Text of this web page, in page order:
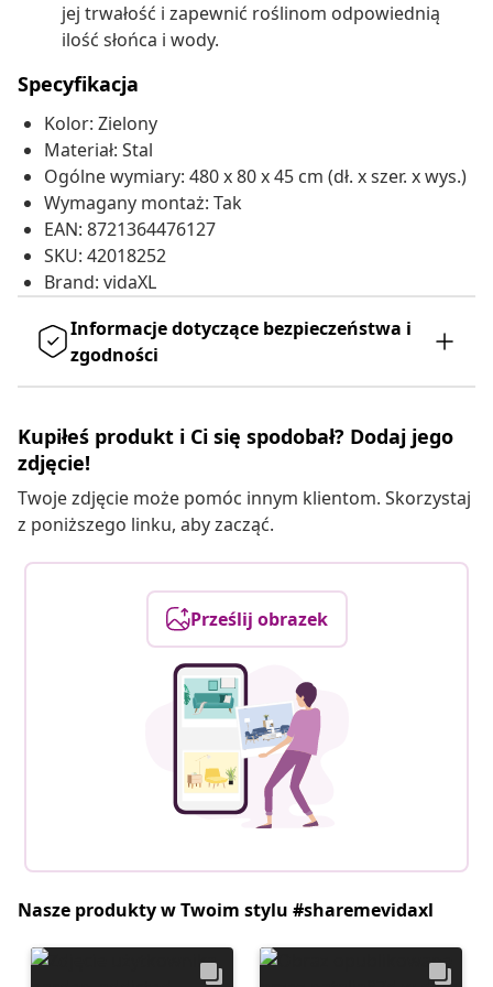
jej trwałość i zapewnić roślinom odpowiednią
ilość słońca i wody.
Specyfikacja
Kolor: Zielony
Materiał: Stal
Ogólne wymiary: 480 x 80 x 45 cm (dł. x szer. x wys.)
Wymagany montaż: Tak
EAN: 8721364476127
SKU: 42018252
Brand: vidaXL
Informacje dotyczące bezpieczeństwa i
zgodności
Kupiłeś produkt i Ci się spodobał? Dodaj jego
zdjęcie!
Twoje zdjęcie może pomóc innym klientom. Skorzystaj
z poniższego linku, aby zacząć.
Prześlij obrazek
Nasze produkty w Twoim stylu #sharemevidaxl